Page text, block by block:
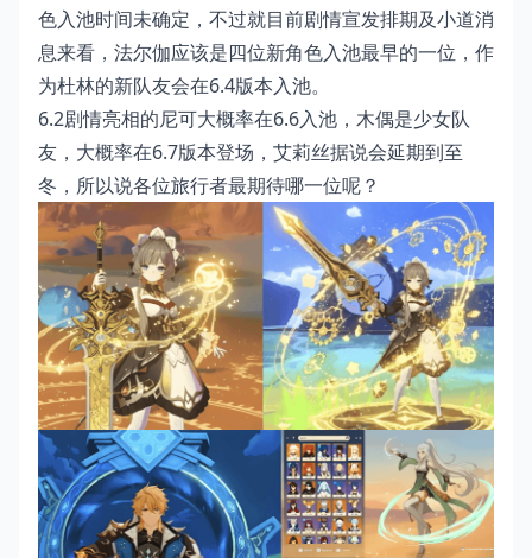
色入池时间未确定，不过就目前剧情宣发排期及小道消
息来看，法尔伽应该是四位新角色入池最早的一位，作
为杜林的新队友会在6.4版本入池。
6.2剧情亮相的尼可大概率在6.6入池，木偶是少女队
友，大概率在6.7版本登场，艾莉丝据说会延期到至
冬，所以说各位旅行者最期待哪一位呢？